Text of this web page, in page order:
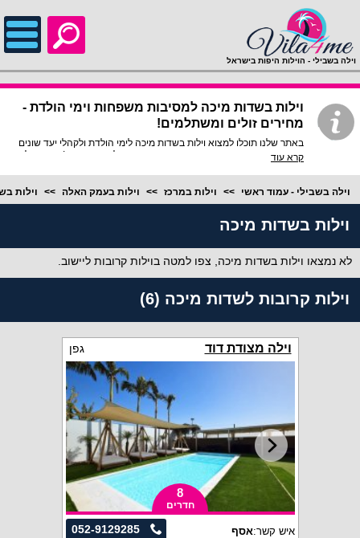
וילה בשבילי - הוילות היפות בישראל
וילות בשדות מיכה למסיבות משפחות וימי הולדת -
מחירים זולים ומשתלמים!
באתר שלנו תוכלו למצוא וילות בשדות מיכה לימי הולדת ולקהלי יעד שונים
כמו: ציבור הדתיים, זוגות רומנטיים, קבוצות מטיילים ומשפחות! באתר כל
אירוח ברמות הגבוהות ביותר, הזמינו את וילה מומלצת דרכנו עוד היום
בזול!
קרא עוד
וילה בשבילי - עמוד ראשי וילות במרכז וילות בעמק האלה וילות
וילות בשדות מיכה
לא נמצאו וילות בשדות מיכה, צפו למטה בוילות קרובות ליישוב.
וילות קרובות לשדות מיכה (6)
וילה מצודת דוד גפן
8
חדרים
052-9129285 איש קשר:אסף